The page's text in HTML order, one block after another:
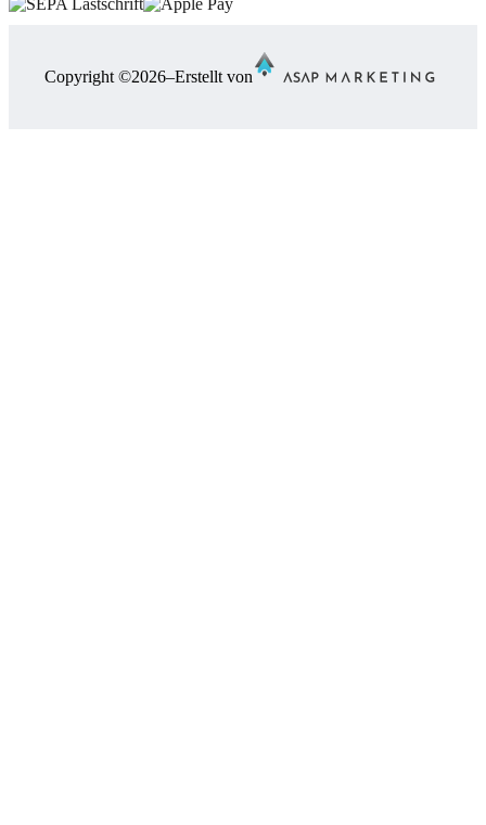
Copyright ©2026–Erstellt von